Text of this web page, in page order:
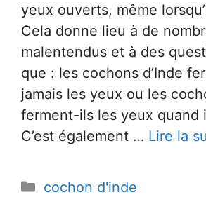
yeux ouverts, même
Cela donne lieu à de
malentendus et à des
que : les cochons d’Inde
jamais les yeux ou les
ferment-ils les yeux quand
C’est également … Lire la
Catégories
cochon d'inde